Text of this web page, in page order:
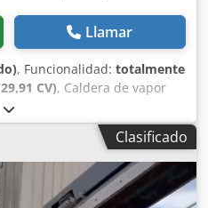
Llamar
, Funcionalidad: totalmente
CV), Caldera de vapor
EPS EXPANDER
Aou U Ad Rsivsk 600kg/h
Almacenamiento deClasificado